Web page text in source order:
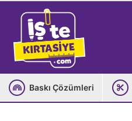
Baskı Çözümleri